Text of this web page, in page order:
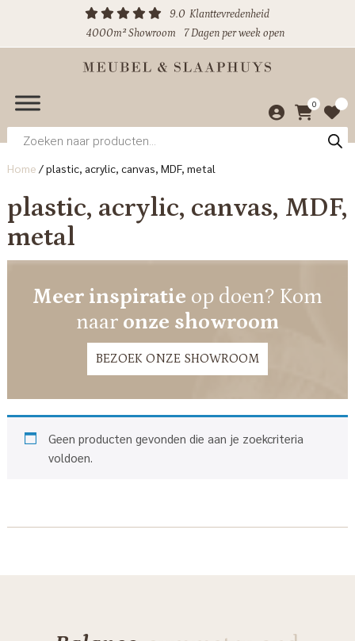
9.0 Klanttevredenheid
4000m² Showroom
7 Dagen per week open
0
Producten
zoeken
Home /plastic, acrylic, canvas, MDF, metal
plastic, acrylic, canvas, MDF,
metal
Meer inspiratie op doen? Kom
naar onze showroom
BEZOEK ONZE SHOWROOM
Geen producten gevonden die aan je zoekcriteria
voldoen.